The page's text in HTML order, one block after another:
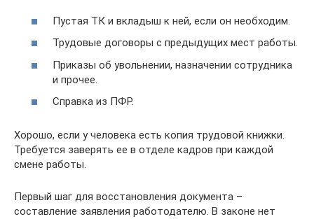
Пустая ТК и вкладыш к ней, если он необходим.
Трудовые договоры с предыдущих мест работы.
Приказы об увольнении, назначении сотрудника
и прочее.
Справка из ПФР.
Хорошо, если у человека есть копия трудовой книжки.
Требуется заверять ее в отделе кадров при каждой
смене работы.
Первый шаг для восстановления документа –
составление заявления работодателю. В законе нет